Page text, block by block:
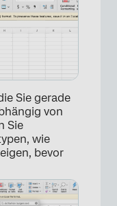
Sie gerade
von
Sie
wie
bevor